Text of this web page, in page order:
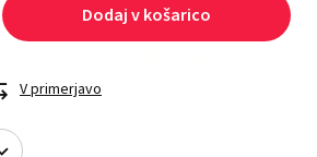
Dodaj v košarico
V primerjavo